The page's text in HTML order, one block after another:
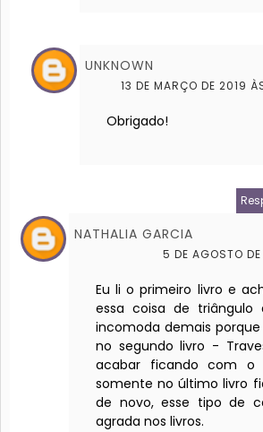
UNKNOWN
13 DE MARÇO DE 2019
Obrigado!
NATHALIA GARCIA
5 DE AGOSTO
Eu li o primeiro livro e
essa coisa de triângulo
incomoda demais
no segundo livro -
acabar ficando com o
somente no último livro
de novo, esse tipo de
agrada nos livros.